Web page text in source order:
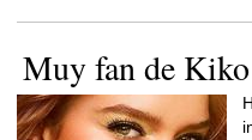
Muy fan de